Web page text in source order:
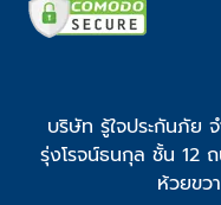
บริษัท รู้ใจประกันภัย
รุ่งโรจน์ธนกุล ชั้น 12
ห้วยขว